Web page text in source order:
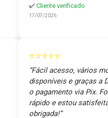
✔️ Cliente verificado
17/07/2026
⭐⭐⭐⭐⭐
“Fácil acesso, vários
disponíveis e graças a
o pagamento via Pix.
rápido e estou
obrigada!”